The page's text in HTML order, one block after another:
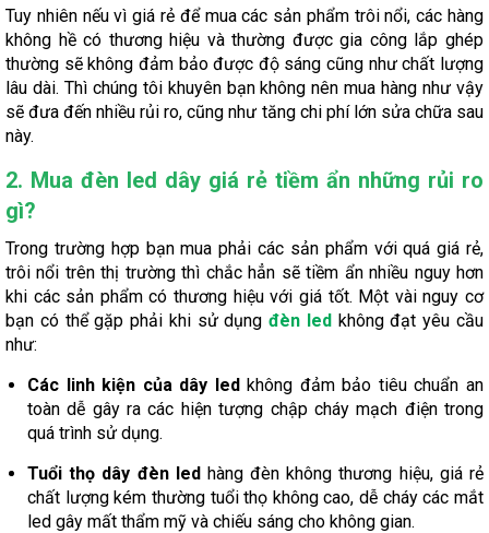
Tuy nhiên nếu vì giá rẻ để mua các sản phẩm trôi nổi, các hàng
không hề có thương hiệu và thường được gia công lắp ghép
thường sẽ không đảm bảo được độ sáng cũng như chất lượng
lâu dài. Thì chúng tôi khuyên bạn không nên mua hàng như vậy
sẽ đưa đến nhiều rủi ro, cũng như tăng chi phí lớn sửa chữa sau
này.
2. Mua đèn led dây giá rẻ tiềm ẩn những rủi ro
gì?
Trong trường hợp bạn mua phải các sản phẩm với quá giá rẻ,
trôi nổi trên thị trường thì chắc hẳn sẽ tiềm ẩn nhiều nguy hơn
khi các sản phẩm có thương hiệu với giá tốt. Một vài nguy cơ
bạn có thể gặp phải khi sử dụngđèn ledkhông đạt yêu cầu
như:
Các linh kiện của dây ledkhông đảm bảo tiêu chuẩn an
toàn dễ gây ra các hiện tượng chập cháy mạch điện trong
quá trình sử dụng.
Tuổi thọ dây đèn ledhàng đèn không thương hiệu, giá rẻ
chất lượng kém thường tuổi thọ không cao, dễ cháy các mắt
led gây mất thẩm mỹ và chiếu sáng cho không gian.